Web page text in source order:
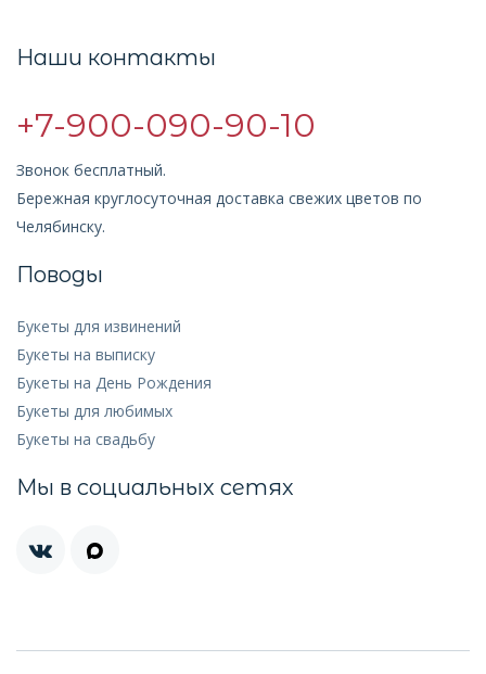
Наши контакты
+7-900-090-90-10
Звонок бесплатный.
Бережная круглосуточная доставка свежих цветов по
Челябинску.
Поводы
Букеты для извинений
Букеты на выписку
Букеты на День Рождения
Букеты для любимых
Букеты на свадьбу
Мы в социальных сетях